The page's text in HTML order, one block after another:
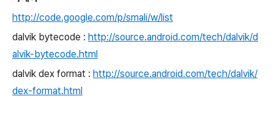
http://code.google.com/p/smali/w/list
dalvik bytecode : http://source.android.com/tech/dalvik/d
alvik-bytecode.html
dalvik dex format : http://source.android.com/tech/dalvik/
dex-format.html